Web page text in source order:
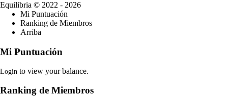
Equilibria © 2022 - 2026
Mi Puntuación
Ranking de Miembros
Arriba
Mi Puntuación
Login to view your balance.
Ranking de Miembros